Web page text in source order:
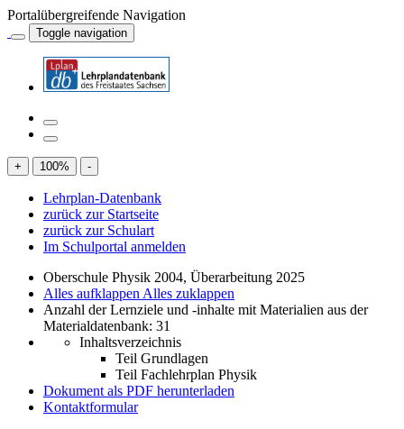
Portalübergreifende Navigation
Toggle navigation
+ 100% -
Lehrplan-Datenbank
zurück zur Startseite
zurück zur Schulart
Im Schulportal anmelden
Oberschule Physik 2004, Überarbeitung 2025
Alles aufklappen Alles zuklappen
Anzahl der Lernziele und -inhalte mit Materialien aus der
Materialdatenbank: 31
Inhaltsverzeichnis
Teil Grundlagen
Teil Fachlehrplan Physik
Dokument als PDF herunterladen
Kontaktformular